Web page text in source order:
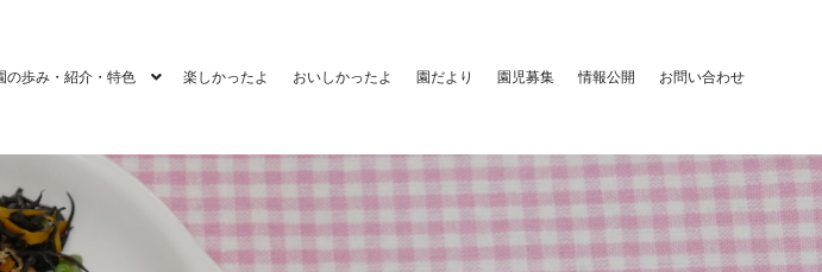
の歩み・紹介・特色 楽しかったよ おいしかったよ 園だより 園児募集 情報公開 お問い合わせ